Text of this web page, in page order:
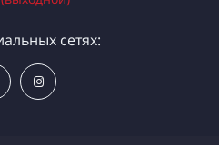
сетях: